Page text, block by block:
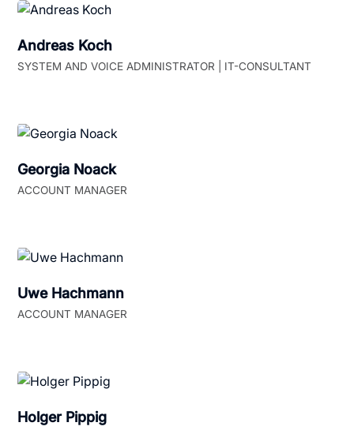
Andreas Koch
SYSTEM AND VOICE ADMINISTRATOR | IT-CONSULTANT
Georgia Noack
ACCOUNT MANAGER
Uwe Hachmann
ACCOUNT MANAGER
Holger Pippig